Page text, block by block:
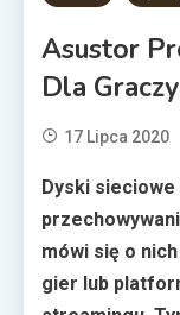
Asustor
Dla
17 Lipca 2020
Dyski sieciowe
mówi się o
gier lub